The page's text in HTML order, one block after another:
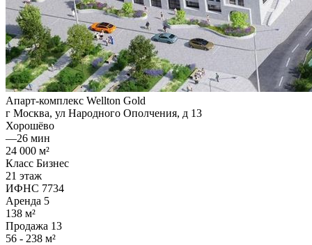
Апарт-комплекс Wellton Gold
г Москва, ул Народного Ополчения, д 13
Хорошёво
—26 мин
24 000 м²
Класс Бизнес
21 этаж
ИФНС 7734
Аренда 5
138 м²
Продажа 13
56 - 238 м²